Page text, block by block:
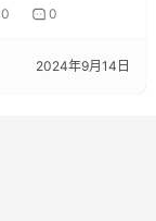
0 0
2024年9月14日